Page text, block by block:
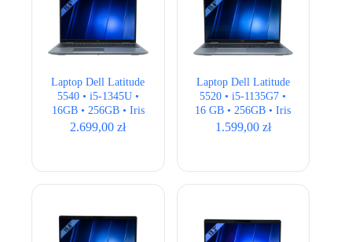
Laptop Dell Latitude
5540 • i5-1345U •
16GB • 256GB • Iris
Xe • 15,6″ Full HD •
2.699,00zł
Laptop Dell Latitude
5520 • i5-1135G7 •
16 GB • 256GB • Iris
Xe • 15,6 ” Full HD
1.599,00 zł